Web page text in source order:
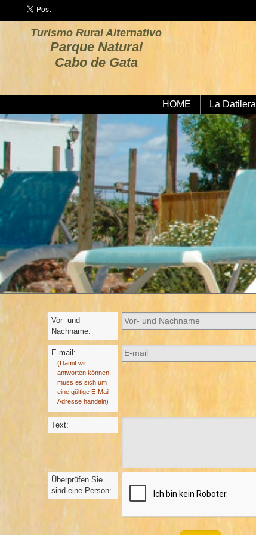
Turismo Rural Alternativo
Parque Natural
Cabo de Gata
HOME La Datilera
Vor- und
Nachname:
E-mail:
(Damit wir
antworten können,
muss es sich um
eine gültige E-Mail-
Adresse handeln)
Text:
Überprüfen Sie
sind eine Person: